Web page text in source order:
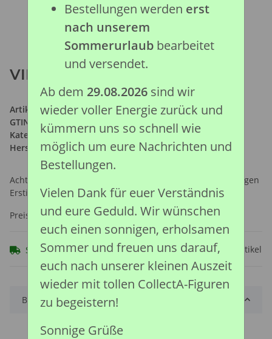
VIEH-TREIBWEG
Artikelnummer:84132
GTIN:
4892900841328
Kategorie:Pferde Kollektion
Hersteller: Collecta Global Limited
Achtung: Nicht geeignet für Kinder unter 36 Monaten, wegen
Erstickungsgefahr durch verschluckbare Kleinteile.
Preise nach Anmeldung sichtbar
Sofort verfügbar Frage zum Artikel
Beschreibung
Bestellungen werden erst
nach unserem
Sommerurlaubbearbeitet
und versendet.
Ab dem 29.08.2026sind wir
wieder voller Energie zurück und
kümmern uns so schnell wie
möglich um eure Nachrichten und
Bestellungen.
Vielen Dank für euer Verständnis
und eure Geduld. Wir wünschen
euch einen sonnigen, erholsamen
Sommer und freuen uns darauf,
euch nach unserer kleinen Auszeit
wieder mit tollen CollectA-Figuren
zu begeistern!
Sonnige Grüße